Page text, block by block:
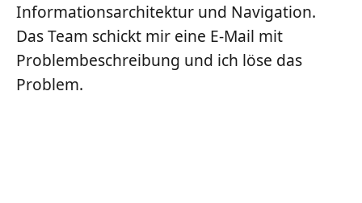
Informationsarchitektur und Navigation.
Das Team schickt mir eine E-Mail mit
Problembeschreibung und ich löse das
Problem.